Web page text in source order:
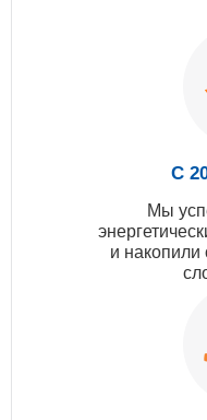
С
Мы
и